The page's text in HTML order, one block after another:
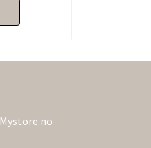
Mystore.no